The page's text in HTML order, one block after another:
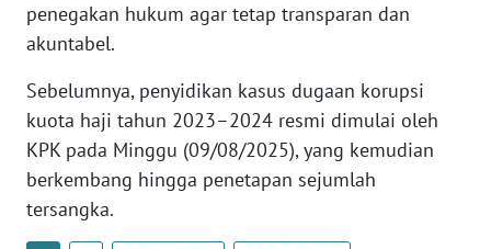
penegakan hukum agar tetap transparan dan
akuntabel.
Sebelumnya, penyidikan kasus dugaan korupsi
kuota haji tahun 2023–2024 resmi dimulai oleh
KPK pada Minggu (09/08/2025), yang kemudian
berkembang hingga penetapan sejumlah
tersangka.
PAPUA
BARAT
WN
RIAU
WN
SERAMBI